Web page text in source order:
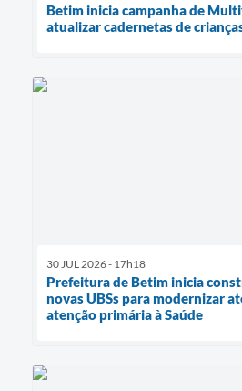
Betim inicia campanha de
atualizar cadernetas de
30 JUL 2026 - 17h18
Prefeitura de Betim inicia
novas UBSs para modernizar
atenção primária à Saúde